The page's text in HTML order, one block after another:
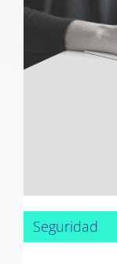
Seguridad